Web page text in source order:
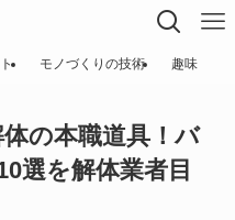
モノづくりの技術 趣味
体の本職道具！バ
選を解体業者目